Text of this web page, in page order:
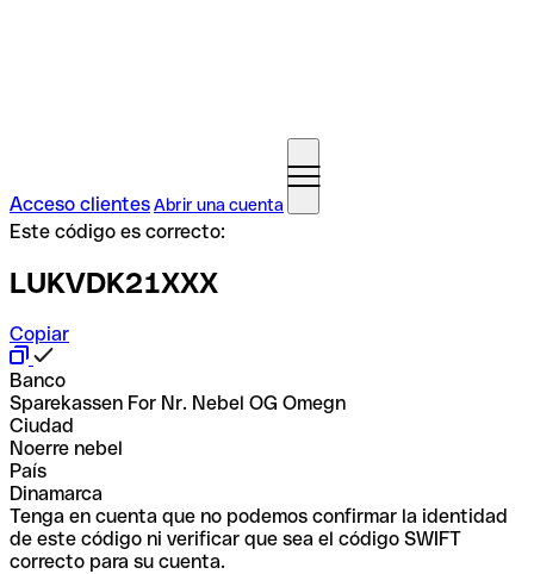
Acceso clientesAbrir una cuenta
Este código es correcto:
LUKVDK21XXX
Copiar
Banco
Sparekassen For Nr. Nebel OG Omegn
Ciudad
Noerre nebel
País
Dinamarca
Tenga en cuenta que no podemos confirmar la identidad
de este código ni verificar que sea el código SWIFT
correcto para su cuenta.